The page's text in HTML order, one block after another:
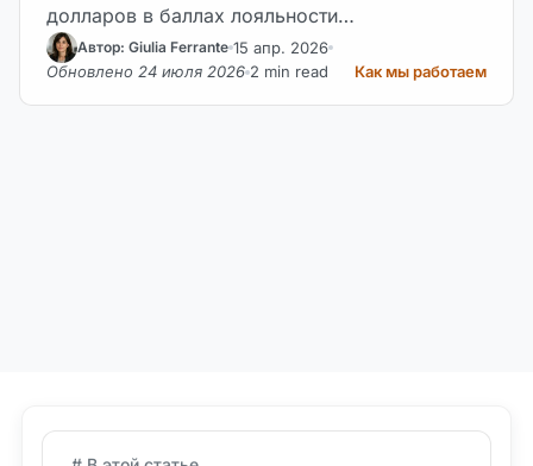
долларов в баллах лояльности
конвертируются в крипто. Ripple называет это
историческим milestone — данные on-chain
подтверждают.
Автор: Giulia Ferrante 15 апр. 2026
Обновлено 24 июля 2026 2 min read Как мы работаем